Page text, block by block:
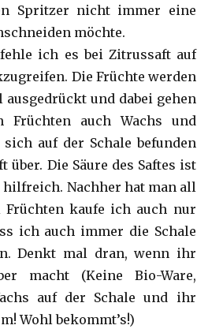
Spritzer nicht immer eine
möchte.
ich es bei Zitrussaft auf
Die Früchte werden
ausgedrückt und dabei gehen
Früchten auch Wachs und
auf der Schale befunden
über. Die Säure des Saftes ist
hilfreich. Nachher hat man all
Früchten kaufe ich auch nur
ich auch immer die Schale
Denkt mal dran, wenn ihr
macht (Keine Bio-Ware,
auf der Schale und ihr
Wohl bekommt’s!)